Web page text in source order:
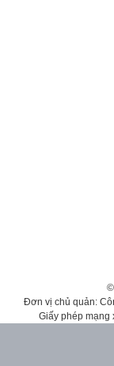
Đơn vị chủ quản:
Giấy phép mạng